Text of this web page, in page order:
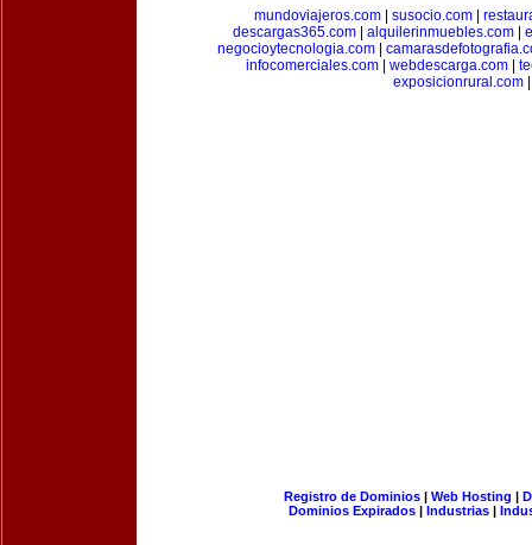
mundoviajeros.com| susocio.com|
descargas365.com| alquilerinmuebles.com|
negocioytecnologia.com
infocomerciales.com| webdescarga.com|
exposicionrural.com
Registro de Dominios| Web Hosting |
Dominios Expirados | Industrias |